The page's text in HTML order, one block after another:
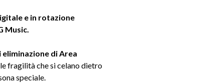
e in rotazione
Music.
eliminazione di Area
fragilità che si celano dietro
speciale.